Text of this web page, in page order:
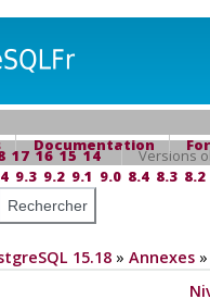
Documentation
17 16 15 14
Versions
9.3 9.2 9.1 9.0 8.4 8.3 8.2
15.18» Annexes